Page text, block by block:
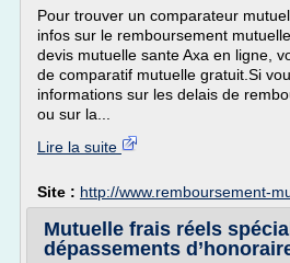
Pour trouver un comparateur
infos sur le remboursement
devis mutuelle sante Axa en ligne,
de comparatif mutuelle gratuit.Si
informations sur les delais de
ou sur la...
Lire la suite
Site : http://www.remboursement-
Mutuelle frais réels
dépassements